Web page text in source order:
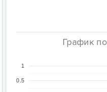
График
0.5
1